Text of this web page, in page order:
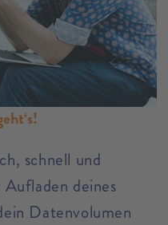
schnell und
deines
Datenvolumen